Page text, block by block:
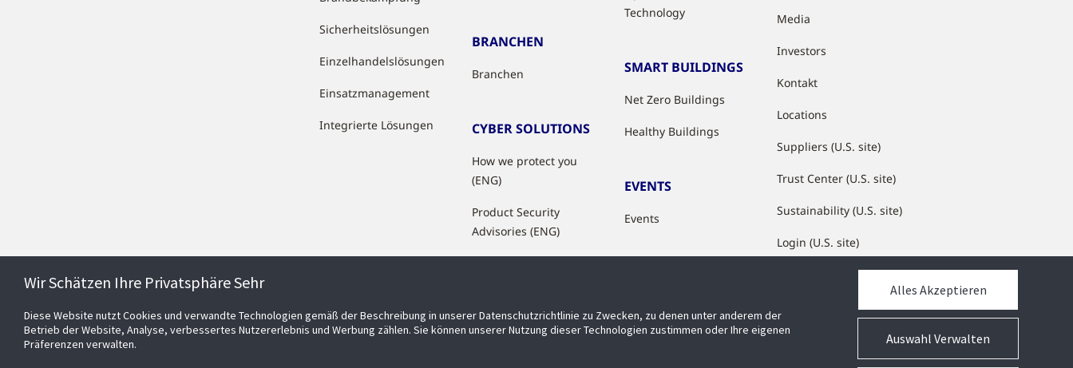
Sicherheitslösungen
Einzelhandelslösungen
Einsatzmanagement
Integrierte Lösungen
BRANCHEN
Branchen
CYBER SOLUTIONS
How we protect you
(ENG)
Product Security
Advisories (ENG)
Technology
SMART BUILDINGS
Net Zero Buildings
Healthy Buildings
EVENTS
Events
Media
Investors
Kontakt
Locations
Suppliers (U.S. site)
Trust Center (U.S. site)
Sustainability (U.S. site)
Login (U.S. site)
Mediathek
Wir Schätzen Ihre Privatsphäre Sehr
Diese Website nutzt Cookies und verwandte Technologien gemäß der Beschreibung in unserer Datenschutzrichtlinie zu Zwecken, zu denen unter anderem der
Betrieb der Website, Analyse, verbessertes Nutzererlebnis und Werbung zählen. Sie können unserer Nutzung dieser Technologien zustimmen oder Ihre eigenen
Präferenzen verwalten.
Auswahl Verwalten
Alles Akzeptieren